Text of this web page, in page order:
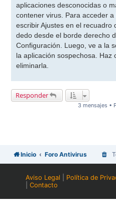
aplicaciones desconocidas o
contener virus. Para acceder
escribir Ajustes en el recuadro
dedo desde el borde derecho
Configuración. Luego, ve a la
la aplicación sospechosa. Haz
eliminarla.
Responder
3 mensajes •
Inicio Foro Antivirus
Aviso Legal Política de
|Contacto